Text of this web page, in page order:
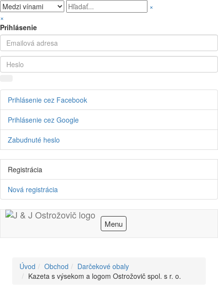
×
×
Prihlásenie
Prihlásenie cez Facebook
Prihlásenie cez Google
Zabudnuté heslo
Registrácia
Nová registrácia
Menu
Úvod Obchod
Darčekové obaly
Kazeta s výsekom a logom Ostrožovič spol. s r. o.